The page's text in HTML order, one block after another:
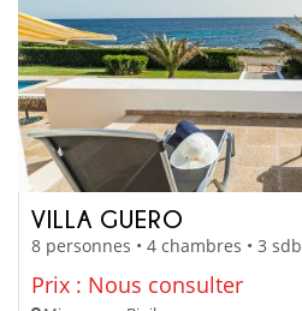
VILLA GUERO
8 personnes • 4 chambres • 3 sdb
Prix : Nous consulter